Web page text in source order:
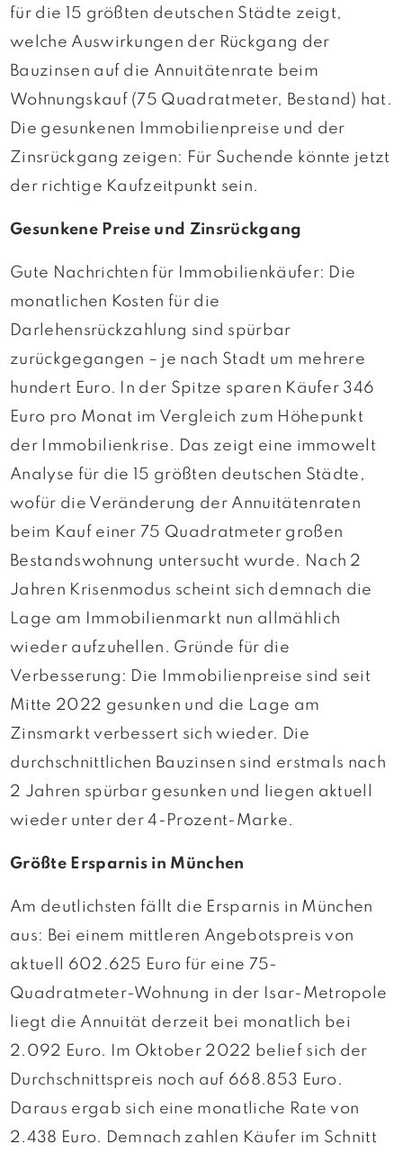
für die 15 größten deutschen Städte zeigt,
welche Auswirkungen der Rückgang der
Bauzinsen auf die Annuitätenrate beim
Wohnungskauf (75 Quadratmeter, Bestand) hat.
Die gesunkenen Immobilienpreise und der
Zinsrückgang zeigen: Für Suchende könnte jetzt
der richtige Kaufzeitpunkt sein.
Gesunkene Preise und Zinsrückgang
Gute Nachrichten für Immobilienkäufer: Die
monatlichen Kosten für die
Darlehensrückzahlung sind spürbar
zurückgegangen – je nach Stadt um mehrere
hundert Euro. In der Spitze sparen Käufer 346
Euro pro Monat im Vergleich zum Höhepunkt
der Immobilienkrise. Das zeigt eine immowelt
Analyse für die 15 größten deutschen Städte,
wofür die Veränderung der Annuitätenraten
beim Kauf einer 75 Quadratmeter großen
Bestandswohnung untersucht wurde. Nach 2
Jahren Krisenmodus scheint sich demnach die
Lage am Immobilienmarkt nun allmählich
wieder aufzuhellen. Gründe für die
Verbesserung: Die Immobilienpreise sind seit
Mitte 2022 gesunken und die Lage am
Zinsmarkt verbessert sich wieder. Die
durchschnittlichen Bauzinsen sind erstmals nach
2 Jahren spürbar gesunken und liegen aktuell
wieder unter der 4-Prozent-Marke.
Größte Ersparnis in München
Am deutlichsten fällt die Ersparnis in München
aus: Bei einem mittleren Angebotspreis von
aktuell 602.625 Euro für eine 75-
Quadratmeter-Wohnung in der Isar-Metropole
liegt die Annuität derzeit bei monatlich bei
2.092 Euro. Im Oktober 2022 belief sich der
Durchschnittspreis noch auf 668.853 Euro.
Daraus ergab sich eine monatliche Rate von
2.438 Euro. Demnach zahlen Käufer im Schnitt